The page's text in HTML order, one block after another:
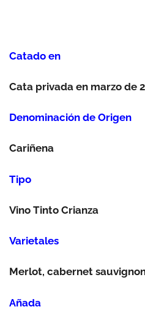
Catado en
Cata privada en marzo de
Denominación de Origen
Cariñena
Tipo
Vino Tinto Crianza
Varietales
Merlot, cabernet
Añada